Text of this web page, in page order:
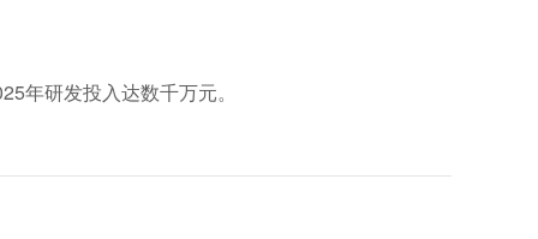
年研发投入达数千万元。